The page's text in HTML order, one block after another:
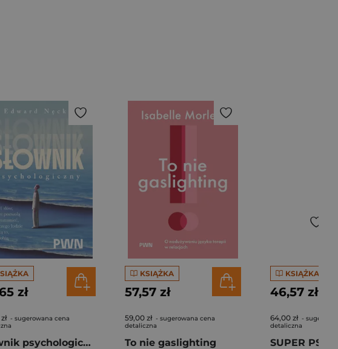
zł
- sugerowana cena
Słownik psychologiczny
KSIĄŻKA
57,57 zł
59,00 zł - sugerowana cena
detaliczna
To nie gaslighting
KSIĄŻKA
46,57 zł
64,00 zł -
detaliczna